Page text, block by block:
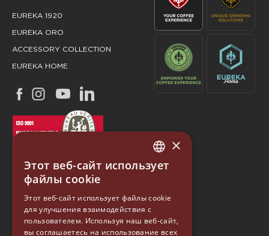
EUREKA 1920
EUREKA ORO
ACCESSORY COLLECTION
EUREKA HOME
EUREKA
ITALIAN
SPANISH
×
Этот веб-сайт использует
файлы cookie
Этот веб-сайт использует файлы cookie
для улучшения взаимодействия с
пользователем. Используя наш веб-сайт,
вы соглашаетесь на использование всех